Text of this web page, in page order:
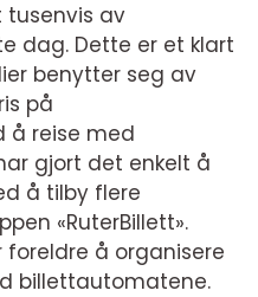
tusenvis av
dag. Dette er et klart
benytter seg av
på
å reise med
gjort det enkelt å
å tilby flere
«RuterBillett».
å organisere
billettautomatene.